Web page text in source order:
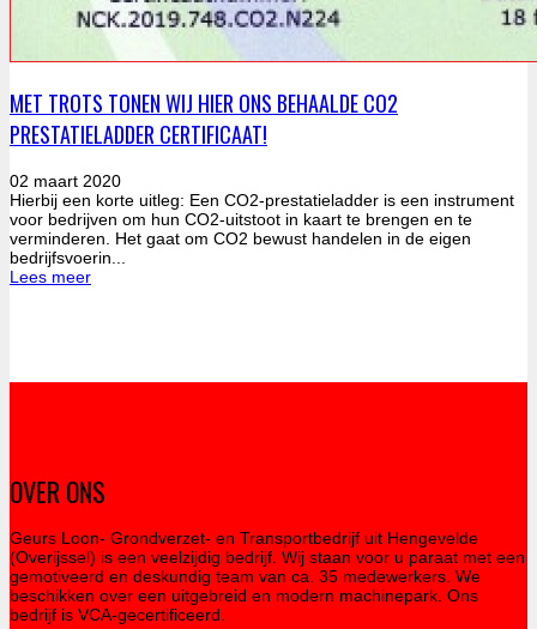
MET TROTS TONEN WIJ HIER ONS BEHAALDE CO2
PRESTATIELADDER CERTIFICAAT!
02 maart 2020
Hierbij een korte uitleg: Een CO2-prestatieladder is een instrument
voor bedrijven om hun CO2-uitstoot in kaart te brengen en te
verminderen. Het gaat om CO2 bewust handelen in de eigen
bedrijfsvoerin...
Lees meer
OVER ONS
Geurs Loon- Grondverzet- en Transportbedrijf uit Hengevelde
(Overijssel) is een veelzijdig bedrijf. Wij staan voor u paraat met een
gemotiveerd en deskundig team van ca. 35 medewerkers. We
beschikken over een uitgebreid en modern machinepark. Ons
bedrijf is VCA-gecertificeerd.